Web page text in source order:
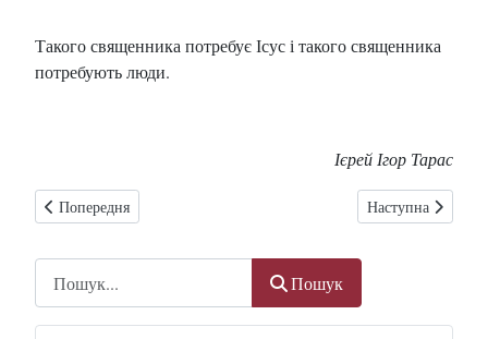
Пошук
Такого священника потребує Ісус і такого священника
потребують люди.
Ієрей Ігор Тарас
Попередня стаття: Людське і божественне в житті нашої парафії
Попередня Наступна стаття:
Наступна